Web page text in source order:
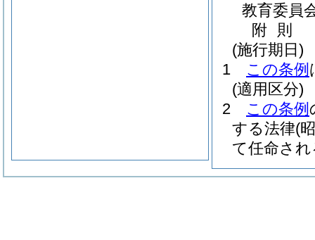
教育委員
附 則
(施行期日)
1
この条例
(適用区分)
2
この条例
する法律(
て任命さ